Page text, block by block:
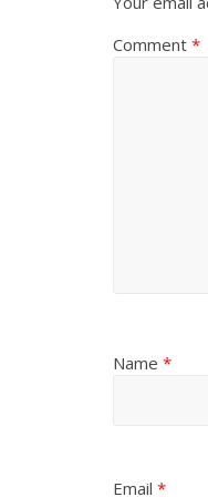
Comment *
Name *
Email *